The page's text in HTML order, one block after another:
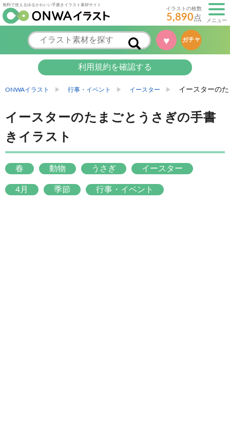
無料で使えるゆるかわいい手書きイラスト素材サイト
イラストの枚数
5,890点 メニュー
♥ ガチャ
利用規約を確認する
ONWAイラスト 行事・イベント イースター イースターの
イースターのたまごとうさぎの手書
きイラスト
春 動物 うさぎ イースター
4月 季節 行事・イベント